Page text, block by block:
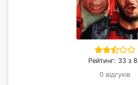
Рейтинг: 33 з
0 відгуків